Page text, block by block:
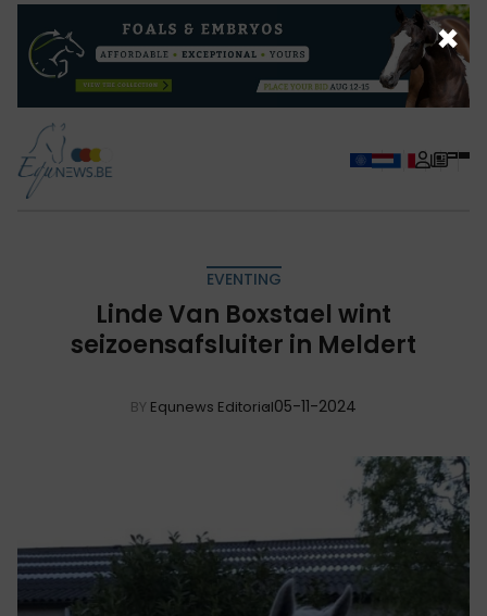
EVENTING
Linde Van Boxstael wint
seizoensafsluiter in Meldert
BY Equnews Editorial05-11-2024
×